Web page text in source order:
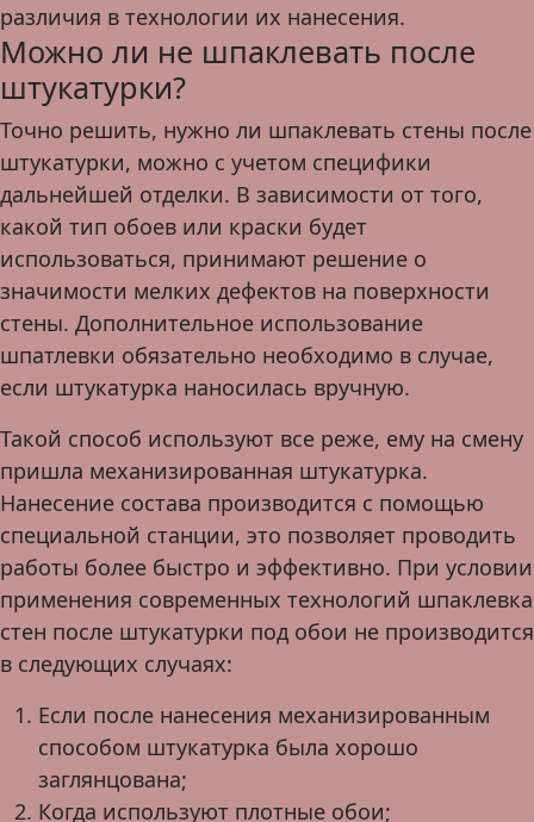
различия в технологии их нанесения.
Можно ли не шпаклевать после
штукатурки?
Точно решить, нужно ли шпаклевать стены после
штукатурки, можно с учетом специфики
дальнейшей отделки. В зависимости от того,
какой тип обоев или краски будет
использоваться, принимают решение о
значимости мелких дефектов на поверхности
стены. Дополнительное использование
шпатлевки обязательно необходимо в случае,
если штукатурка наносилась вручную.
Такой способ используют все реже, ему на смену
пришла механизированная штукатурка.
Нанесение состава производится с помощью
специальной станции, это позволяет проводить
работы более быстро и эффективно. При условии
применения современных технологий шпаклевка
стен после штукатурки под обои не производится
в следующих случаях:
Если после нанесения механизированным
способом штукатурка была хорошо
заглянцована;
Когда используют плотные обои;